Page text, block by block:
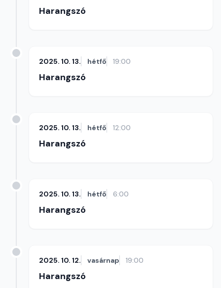
Harangszó
2025. 10. 13. hétfő 19:00
Harangszó
2025. 10. 13. hétfő 12:00
Harangszó
2025. 10. 13. hétfő 6:00
Harangszó
2025. 10. 12. vasárnap 19:00
Harangszó